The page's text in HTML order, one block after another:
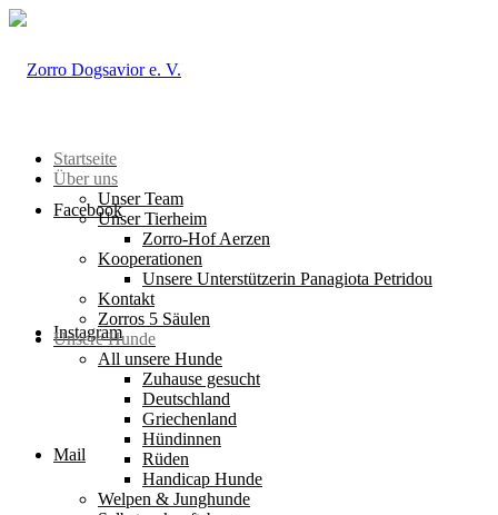
Facebook
Instagram
Mail
Startseite
Über uns
Unser Team
Unser Tierheim
Zorro-Hof Aerzen
Kooperationen
Unsere Unterstützerin Panagiota Petridou
Kontakt
Zorros 5 Säulen
Unsere Hunde
All unsere Hunde
Zuhause gesucht
Deutschland
Griechenland
Hündinnen
Rüden
Handicap Hunde
Welpen & Junghunde